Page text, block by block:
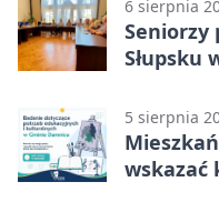
6 sierpnia
Seniorzy
Słupsku
5 sierpnia
wskazać